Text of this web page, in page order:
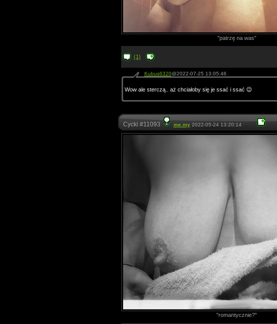
"patrzę na was"
(1)
Kubus6320@2022-07-25 13:05:46
Wow ale sterczą.. aż chciałoby się je ssać i ssać 😉
Cycki #11093 me.my2022-05-24 13:20:14
"romantycznie?"